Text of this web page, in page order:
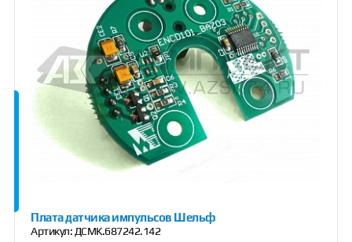
Плата датчика импульсов Шельф
Артикул: ДСМК.687242.142